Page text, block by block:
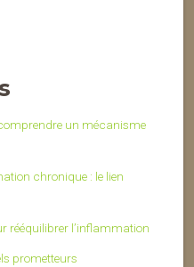
un mécanisme
chronique : le lien
rééquilibrer l’inflammation
prometteurs